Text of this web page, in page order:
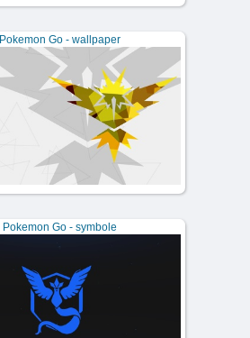
Pokemon Go - wallpaper
Pokemon Go - symbole